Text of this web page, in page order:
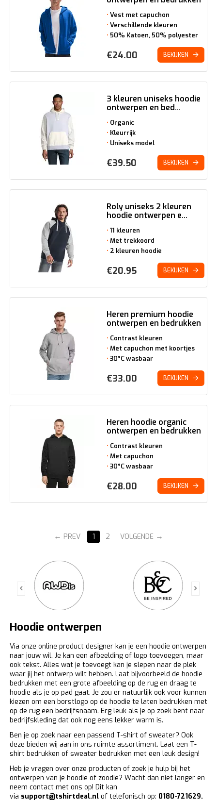
Vest met capuchon
Verschillende kleuren
50% Katoen, 50% polyester
€24.00 BEKIJKEN
3 kleuren uniseks hoodie
ontwerpen en bed...
Organic
Kleurrijk
Uniseks model
€39.50 BEKIJKEN
Roly uniseks 2 kleuren
hoodie ontwerpen e...
11 kleuren
Met trekkoord
2 kleuren hoodie
€20.95 BEKIJKEN
Heren premium hoodie
ontwerpen en bedrukken
Contrast kleuren
Met capuchon met koortjes
30°C wasbaar
€33.00 BEKIJKEN
Heren hoodie organic
ontwerpen en bedrukken
Contrast kleuren
Met capuchon
30°C wasbaar
€28.00 BEKIJKEN
PREV 1 2 VOLGENDE
Hoodie ontwerpen
Via onze online product designer kan je een hoodie ontwerpen
naar jouw wil. Je kan een afbeelding of logo toevoegen, maar
ook tekst. Alles wat je toevoegt kan je slepen naar de plek
waar jij het ontwerp wilt hebben. Laat bijvoorbeeld de hoodie
bedrukken met een grote afbeelding op de rug en draag te
hoodie als je op pad gaat. Je zou er natuurlijk ook voor kunnen
kiezen om een borstlogo op de hoodie te laten bedrukken met
op de rug een bedrijfsnaam. Erg leuk als je op zoek bent naar
bedrijfskleding dat ook nog eens lekker warm is.
Ben je op zoek naar een passend T-shirt of sweater? Ook
deze bieden wij aan in ons ruimte assortiment. Laat een T-
shirt bedrukken of sweater bedrukken met een leuk design!
Heb je vragen over onze producten of zoek je hulp bij het
ontwerpen van je hoodie of zoodie? Wacht dan niet langer en
neem contact met ons op! Dit kan
via support@tshirtdeal.nl of telefonisch op: 0180-721629.